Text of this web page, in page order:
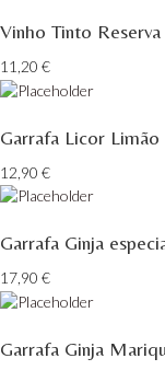
Trois
Vinho Tinto
11,20 €
Garrafa Licor
12,90 €
Garrafa Ginja
17,90 €
Garrafa Ginja